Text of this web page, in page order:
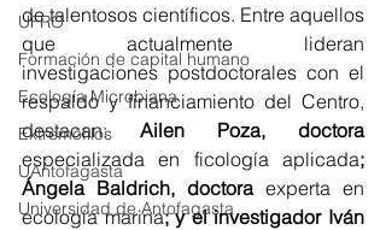
UFRO
Formación de capital humano
Ecología Microbiana
Extremófilos
UAntofagasta
Universidad de Antofagasta
de talentosos científicos. Entre aquellos
que actualmente lideran
investigaciones postdoctorales con el
respaldo y financiamiento del Centro,
destacan:
Ailen Poza, doctora
especializada en ficología aplicada;
Ángela Baldrich, doctora experta en
ecología marina; y el investigador Iván